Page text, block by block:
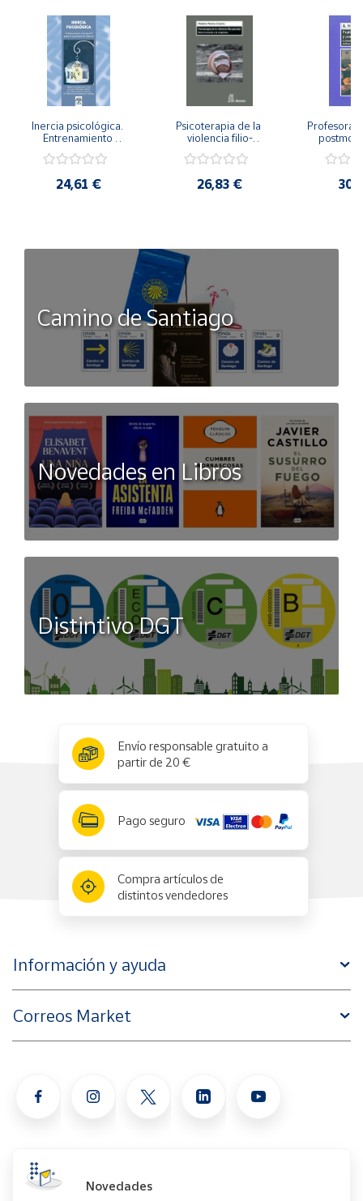
Inercia psicológica.
Entrenamiento
Igualdad de Género.
24,61 €
Psicoterapia de la
violencia filio-
secreto y la
26,83 €
Camino de Santiago
Novedades en Libros
Distintivo DGT
Envío responsable gratuito a
partir de 20 €
Pago seguro
Compra artículos de
distintos vendedores
Información y ayuda
Correos Market
Novedades